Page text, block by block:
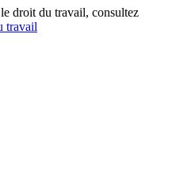
droit du travail, consultez
travail